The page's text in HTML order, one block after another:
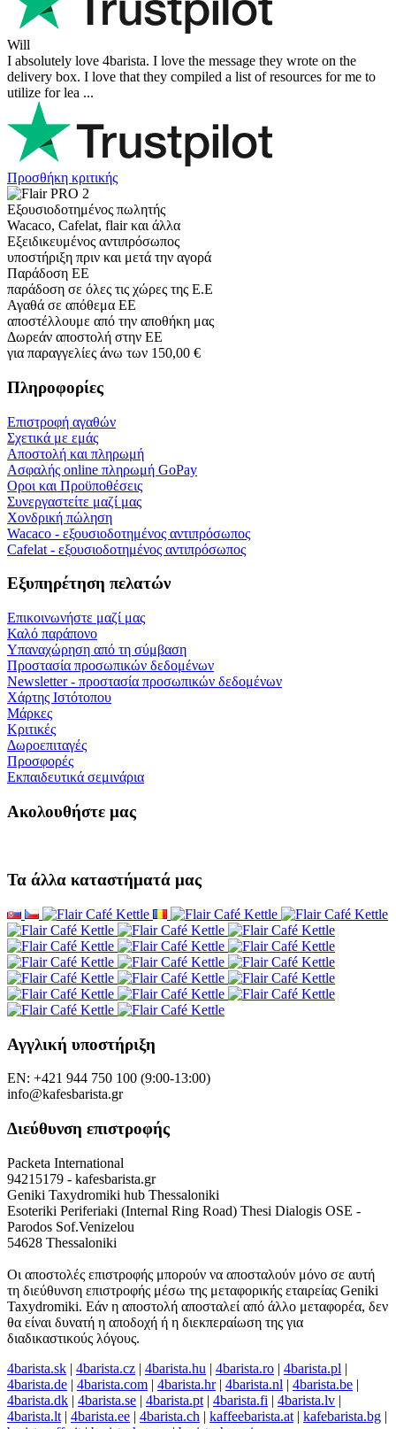
Will
I absolutely love 4barista. I love the message they wrote on the
delivery box. I love that they compiled a list of resources for me to
utilize for lea ...
Προσθήκη κριτικής
Εξουσιοδοτημένος πωλητής
Wacaco, Cafelat, flair και άλλα
Εξειδικευμένος αντιπρόσωπος
υποστήριξη πριν και μετά την αγορά
Παράδοση ΕΕ
παράδοση σε όλες τις χώρες της Ε.Ε
Αγαθά σε απόθεμα ΕΕ
αποστέλλουμε από την αποθήκη μας
Δωρεάν αποστολή στην ΕΕ
για παραγγελίες άνω των 150,00 €
Πληροφορίες
Επιστροφή αγαθών
Σχετικά με εμάς
Αποστολή και πληρωμή
Ασφαλής online πληρωμή GoPay
Οροι και Προϋποθέσεις
Συνεργαστείτε μαζί μας
Χονδρική πώληση
Wacaco - εξουσιοδοτημένος αντιπρόσωπος
Cafelat - εξουσιοδοτημένος αντιπρόσωπος
Εξυπηρέτηση πελατών
Επικοινωνήστε μαζί μας
Καλό παράπονο
Υπαναχώρηση από τη σύμβαση
Προστασία προσωπικών δεδομένων
Newsletter - προστασία προσωπικών δεδομένων
Χάρτης Ιστότοπου
Μάρκες
Κριτικές
Δωροεπιταγές
Προσφορές
Εκπαιδευτικά σεμινάρια
Ακολουθήστε μας
Τα άλλα καταστήματά μας
Αγγλική υποστήριξη
EN: +421 944 750 100 (9:00-13:00)
info@kafesbarista.gr
Διεύθυνση επιστροφής
Packeta International
94215179 - kafesbarista.gr
Geniki Taxydromiki hub Thessaloniki
Esoteriki Periferiaki (Internal Ring Road) Thesi Dialogis OSE -
Parodos Sof.Venizelou
54628 Thessaloniki
Οι αποστολές επιστροφής μπορούν να αποσταλούν μόνο σε αυτή
τη διεύθυνση επιστροφής μέσω της μεταφορικής εταιρείας Geniki
Taxydromiki. Εάν η αποστολή αποσταλεί από άλλο μεταφορέα, δεν
θα είναι δυνατή η αποδοχή ή η διεκπεραίωση της για
διαδικαστικούς λόγους.
4barista.sk | 4barista.cz | 4barista.hu | 4barista.ro | 4barista.pl |
4barista.de | 4barista.com | 4barista.hr| 4barista.nl | 4barista.be |
4barista.dk | 4barista.se | 4barista.pt | 4barista.fi | 4barista.lv |
4barista.lt | 4barista.ee | 4barista.ch | kaffeebarista.at | kafebarista.bg |